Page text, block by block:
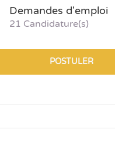
Demandes d'emploi
21 Candidature(s)
POSTULER